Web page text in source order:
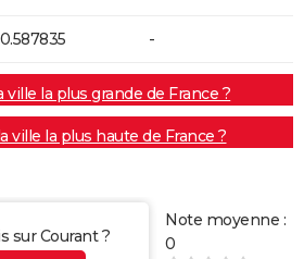
-
ville la plus grande de France ?
ville la plus haute de France ?
sur Courant ?
Note moyenne :
0